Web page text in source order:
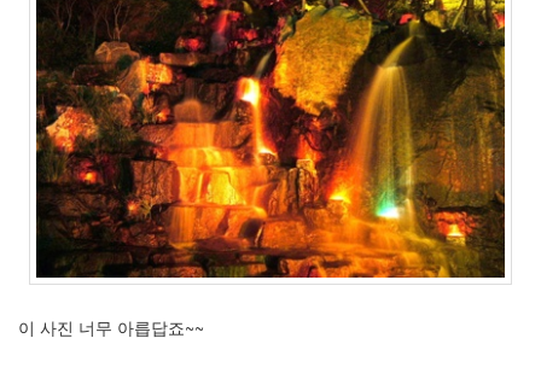
이 사진 너무 아릅답죠~~
10
월
3
2011
년
11
월
3
2011
12
3
2012